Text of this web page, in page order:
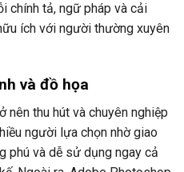
chính tả, ngữ pháp và cải
ích với người thường xuyên
và đồ họa
nên thu hút và chuyên nghiệp
người lựa chọn nhờ giao
phú và dễ sử dụng ngay cả